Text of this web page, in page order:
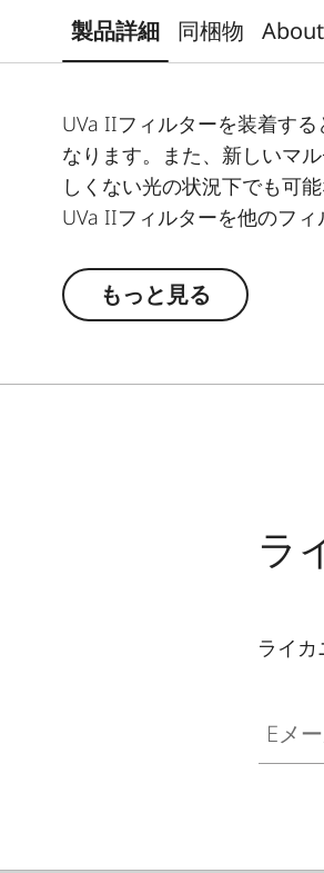
製品詳細 同梱物
UVa IIフィルターを装着す
なります。また、新しいマ
しくない光の状況下でも可
UVa IIフィルターを他のフ
もっと見る
ラ
ライ